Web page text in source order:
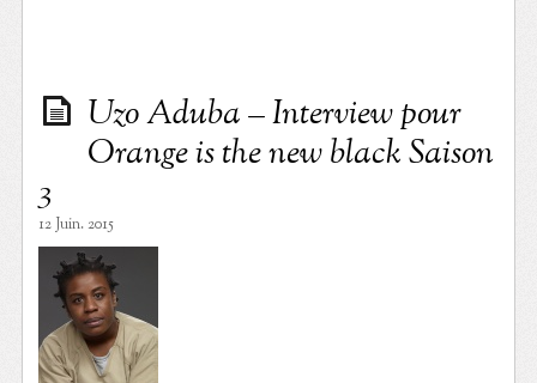
Uzo Aduba – Interview pour
Orange is the new black Saison
3
12 Juin. 2015